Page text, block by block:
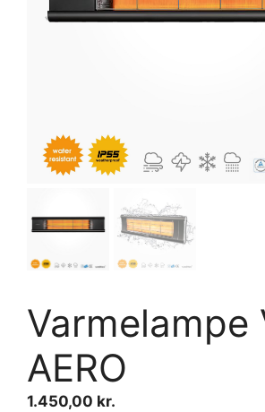
Varmelampe
AERO
1.450,00 kr.